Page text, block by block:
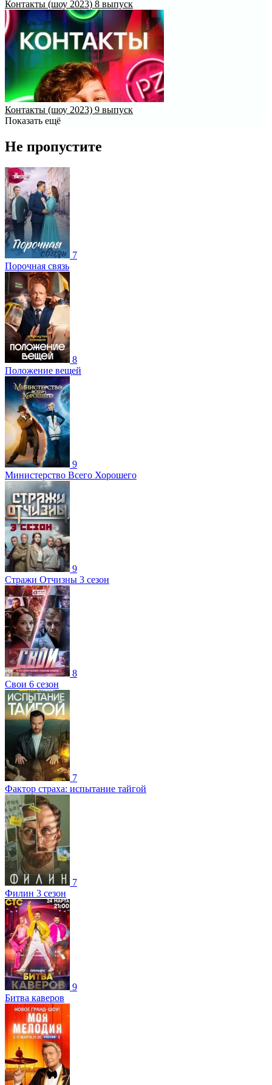
Контакты (шоу 2023) 8 выпуск
Контакты (шоу 2023) 9 выпуск
Показать ещё
Не пропустите
7
Порочная связь
8
Положение вещей
9
Министерство Всего Хорошего
9
Стражи Отчизны 3 сезон
8
Свои 6 сезон
7
Фактор страха: испытание тайгой
7
Филин 3 сезон
9
Битва каверов